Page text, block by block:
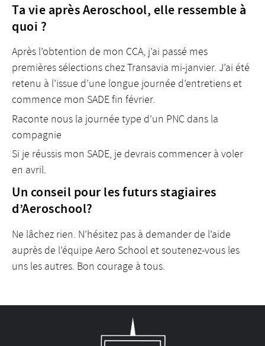
Ta vie après Aeroschool, elle ressemble à
quoi ?
Après l’obtention de mon CCA, j’ai passé mes
premières sélections chez Transavia mi-janvier. J’ai été
retenu à l’issue d’une longue journée d’entretiens et
commence mon SADE fin février.
Raconte nous la journée type d’un PNC dans la
compagnie
Si je réussis mon SADE, je devrais commencer à voler
en avril.
Un conseil pour les futurs stagiaires
d’Aeroschool?
Ne lâchez rien. N’hésitez pas à demander de l’aide
auprès de l’équipe Aero School et soutenez-vous les
uns les autres. Bon courage à tous.